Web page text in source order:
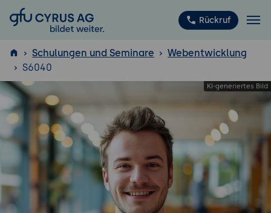
GFU Cyrus AG Rückruf
ISTQB
Schulungen und Seminare
Webentwicklung
S6040